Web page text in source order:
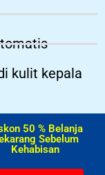
kulit kepala
50 % Belanja
Sebelum
Kehabisan​